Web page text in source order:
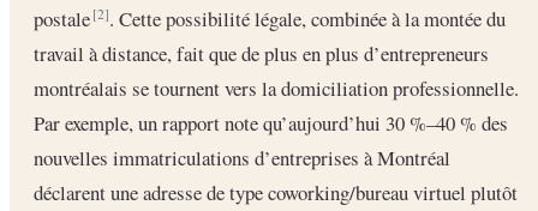
postale[2]. Cette possibilité légale, combinée à la montée du
travail à distance, fait que de plus en plus d’entrepreneurs
montréalais se tournent vers la domiciliation professionnelle.
Par exemple, un rapport note qu’aujourd’hui 30 %–40 % des
nouvelles immatriculations d’entreprises à Montréal
déclarent une adresse de type coworking/bureau virtuel plutôt